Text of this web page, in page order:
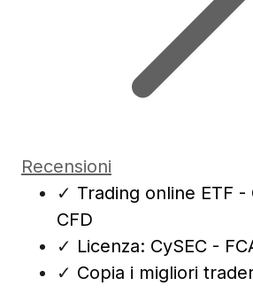
Recensioni
✓ Trading online ETF -
CFD
✓ Licenza: CySEC -
✓ Copia i migliori